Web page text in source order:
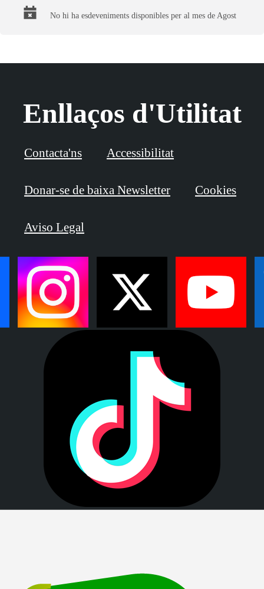
No hi ha esdeveniments disponibles per al mes de Agost
Enllaços d'Utilitat
Contacta'ns Accessibilitat
Donar-se de baixa Newsletter Cookies
Aviso Legal